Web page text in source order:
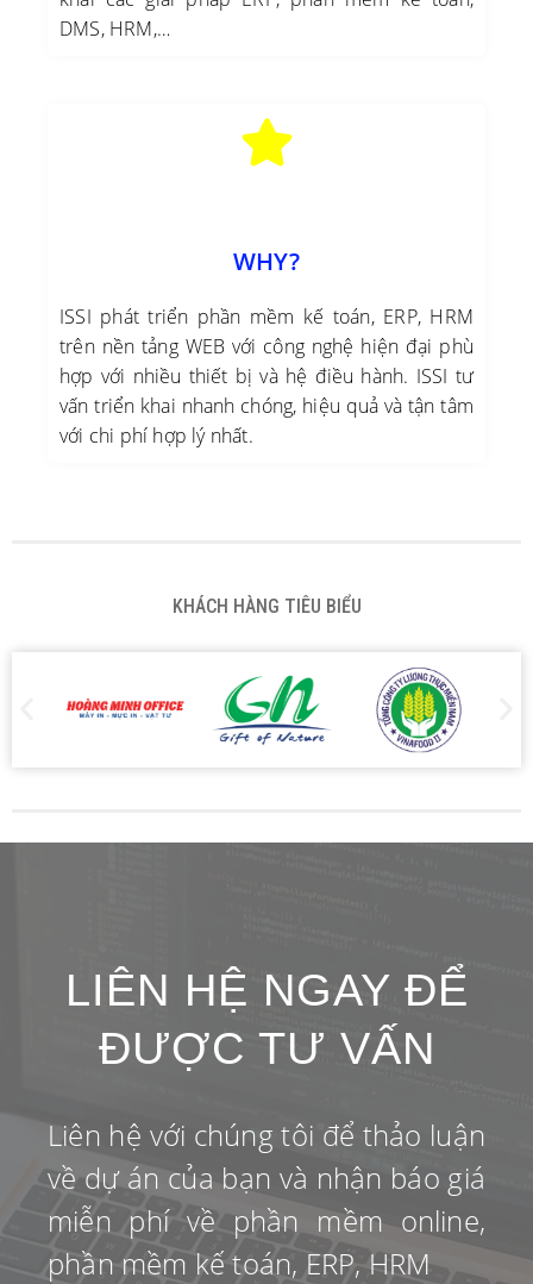
DMS, HRM,…
WHY?
ISSI phát triển phần mềm kế toán, ERP, HRM
trên nền tảng WEB với công nghệ hiện đại phù
hợp với nhiều thiết bị và hệ điều hành. ISSI tư
vấn triển khai nhanh chóng, hiệu quả và tận tâm
với chi phí hợp lý nhất.
KHÁCH HÀNG TIÊU BIỂU
LIÊN HỆ NGAY ĐỂ
ĐƯỢC TƯ VẤN
Liên hệ với chúng tôi để thảo luận
về dự án của bạn và nhận báo giá
miễn phí về phần mềm online,
phần mềm kế toán, ERP, HRM